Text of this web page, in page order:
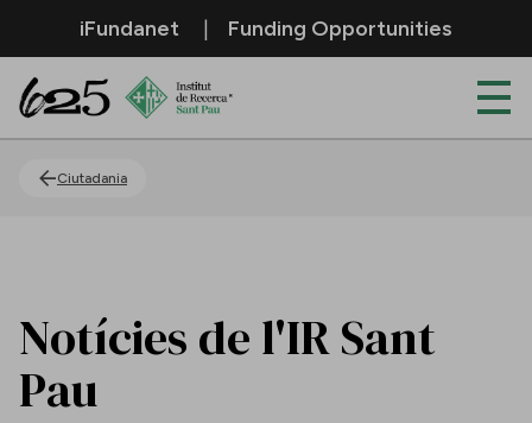
Salta al contingut principal
iFundanet Funding Opportunities
Ciutadania
Notícies de l'IR Sant
Pau